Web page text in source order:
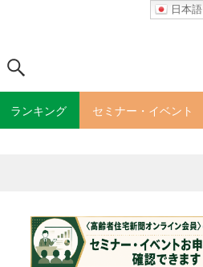
日本語
ランキング セミナー・イベント